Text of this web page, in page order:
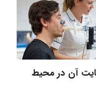
آن در محیط